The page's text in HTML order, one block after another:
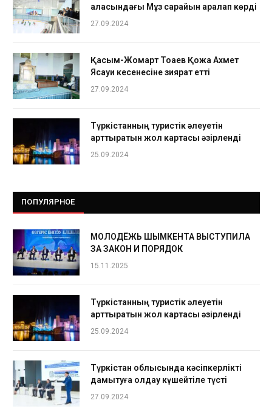
қаласындағы Мұз сарайын аралап көрді
27.09.2024
Қасым-Жомарт Тоқаев Қожа Ахмет
Ясауи кесенесіне зиярат етті
27.09.2024
Түркістанның туристік әлеуетін
арттыратын жол картасы әзірленді
25.09.2024
ПОПУЛЯРНОЕ
МОЛОДЁЖЬ ШЫМКЕНТА ВЫСТУПИЛА
ЗА ЗАКОН И ПОРЯДОК
15.11.2025
Түркістанның туристік әлеуетін
арттыратын жол картасы әзірленді
25.09.2024
Түркістан облысында кәсіпкерлікті
дамытуға қолдау күшейтіле түсті
27.09.2024